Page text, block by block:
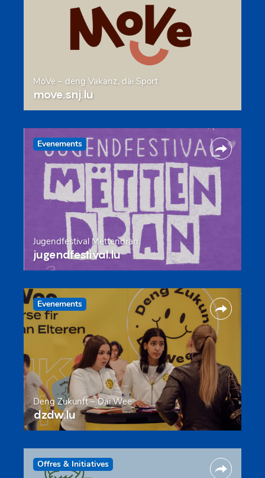
MoVe – deng Vakanz, däi Sport
move.snj.lu
Evenements
Jugendfestival Mëttendran
jugendfestival.lu
Evenements
Deng Zukunft – Däi Wee
dzdw.lu
Offres & Initiatives